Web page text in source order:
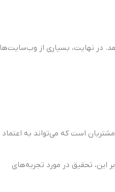
در نهایت، بسیاری از وب‌سایت‌ها
است که می‌تواند به اعتماد
این، تحقیق در مورد تجربه‌های